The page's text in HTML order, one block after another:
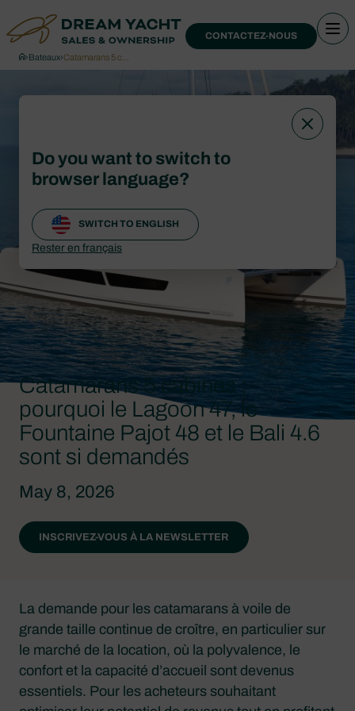
CONTACTEZ-NOUS
›Bateaux›Catamarans 5 c…
Catamarans 5 cabines :
pourquoi le Lagoon 47, le
Fountaine Pajot 48 et le Bali 4.6
sont si demandés
May 8, 2026
INSCRIVEZ-VOUS À LA NEWSLETTER
La demande pour les catamarans à voile de
grande taille continue de croître, en particulier sur
le marché de la location, où la polyvalence, le
confort et la capacité d’accueil sont devenus
essentiels. Pour les acheteurs souhaitant
Do you want to switch to
browser language?
SWITCH TO ENGLISH
Rester en français